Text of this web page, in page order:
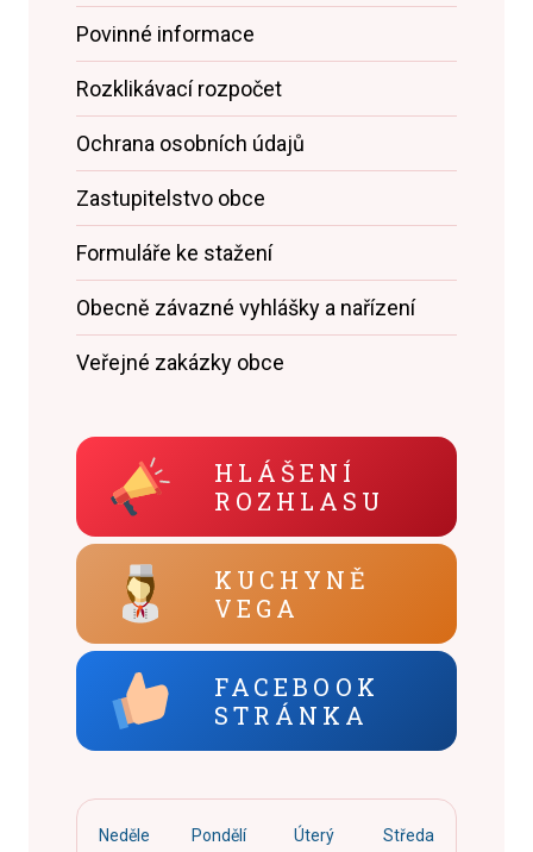
Povinné informace
Rozklikávací rozpočet
Ochrana osobních údajů
Zastupitelstvo obce
Formuláře ke stažení
Obecně závazné vyhlášky a nařízení
Veřejné zakázky obce
HLÁŠENÍ
ROZHLASU
KUCHYNĚ
VEGA
FACEBOOK
STRÁNKA
Neděle Pondělí Úterý Středa